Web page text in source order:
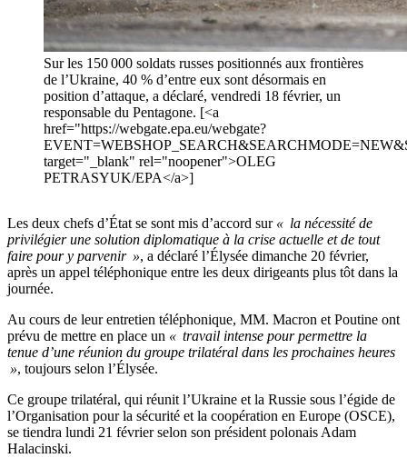
Sur les 150 000 soldats russes positionnés aux frontières
de l’Ukraine, 40 % d’entre eux sont désormais en
position d’attaque, a déclaré, vendredi 18 février, un
responsable du Pentagone. [<a
href="https://webgate.epa.eu/webgate?
target="_blank" rel="noopener">OLEG
PETRASYUK/EPA</a>]
Les deux chefs d’État se sont mis d’accord sur « la nécessité de
privilégier une solution diplomatique à la crise actuelle et de tout
faire pour y parvenir », a déclaré l’Élysée dimanche 20 février,
après un appel téléphonique entre les deux dirigeants plus tôt dans la
journée.
Au cours de leur entretien téléphonique, MM. Macron et Poutine ont
prévu de mettre en place un « travail intense pour permettre la
tenue d’une réunion du groupe trilatéral dans les prochaines heures
», toujours selon l’Élysée.
Ce groupe trilatéral, qui réunit l’Ukraine et la Russie sous l’égide de
l’Organisation pour la sécurité et la coopération en Europe (OSCE),
se tiendra lundi 21 février selon son président polonais Adam
Halacinski.